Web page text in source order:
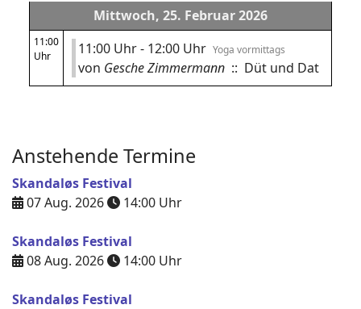
Mittwoch, 25. Februar 2026
11:00
Uhr
11:00 Uhr - 12:00 Uhr Yoga vormittags
von Gesche Zimmermann :: Düt und Dat
Anstehende Termine
Skandaløs Festival
07 Aug. 2026
14:00 Uhr
Skandaløs Festival
08 Aug. 2026
14:00 Uhr
Skandaløs Festival